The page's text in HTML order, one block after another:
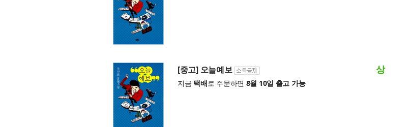
[중고] 오늘예보
지금 택배로 주문하면 8월 10일 출고 가능
상